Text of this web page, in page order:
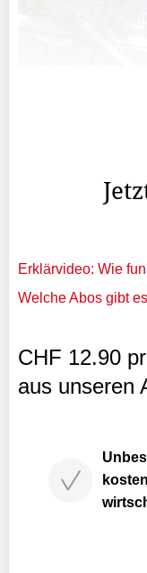
Erklärvideo: Wie
Welche Abos gibt
CHF 12.90
aus unseren